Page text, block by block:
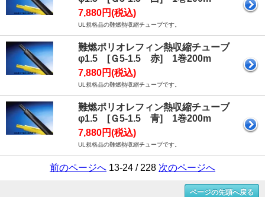
7,880円(税込)
UL規格品の難燃熱収縮チューブです。
難燃ポリオレフィン熱収縮チューブ
φ1.5 [Ｇ5-1.5 赤] 1巻200m
7,880円(税込)
UL規格品の難燃熱収縮チューブです。
難燃ポリオレフィン熱収縮チューブ
φ1.5 [Ｇ5-1.5 青] 1巻200m
7,880円(税込)
UL規格品の難燃熱収縮チューブです。
前のページへ 13-24 / 228 次のページへ
ページの先頭へ戻る